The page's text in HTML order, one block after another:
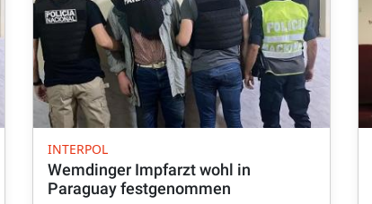
INTERPOL
Wemdinger Impfarzt wohl in
Paraguay festgenommen